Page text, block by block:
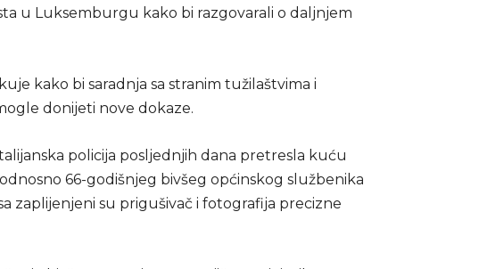
u Luksemburgu kako bi razgovarali o daljnjem
kako bi saradnja sa stranim tužilaštvima i
donijeti nove dokaze.
policija posljednjih dana pretresla kuću
66-godišnjeg bivšeg općinskog službenika
zaplijenjeni su prigušivač i fotografija precizne